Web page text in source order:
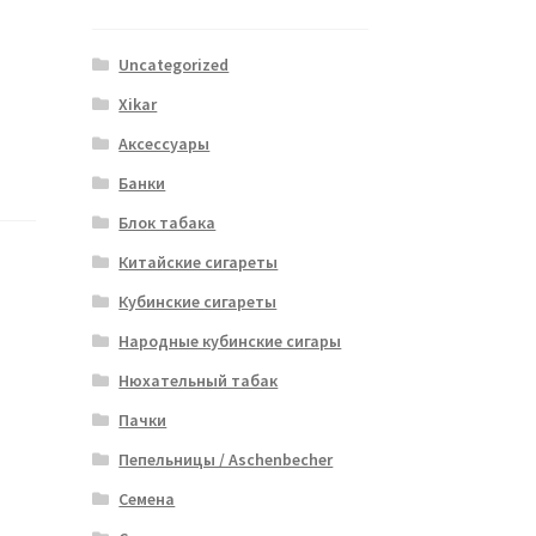
Uncategorized
Xikar
Аксессуары
Банки
Блок табака
Китайские сигареты
Кубинские сигареты
Народные кубинские сигары
Нюхательный табак
Пачки
Пепельницы / Aschenbecher
Семена